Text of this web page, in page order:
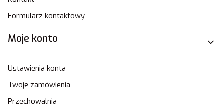
Formularz kontaktowy
Moje konto
Ustawienia konta
Twoje zamówienia
Przechowalnia